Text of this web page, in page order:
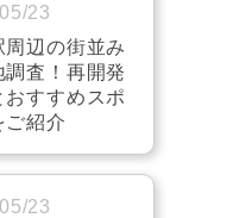
23
周辺の街並み
調査！再開発
おすすめスポ
ご紹介
23